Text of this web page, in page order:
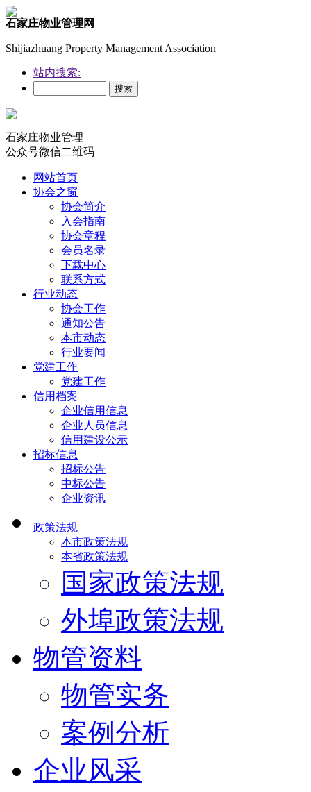
石家庄物业管理网
Shijiazhuang Property Management Association
站内搜索:
石家庄物业管理
公众号微信二维码
网站首页
协会之窗
协会简介
入会指南
协会章程
会员名录
下载中心
联系方式
行业动态
协会工作
通知公告
本市动态
行业要闻
党建工作
党建工作
信用档案
企业信用信息
企业人员信息
信用建设公示
招标信息
招标公告
中标公告
企业资讯
政策法规
本市政策法规
本省政策法规
国家政策法规
外埠政策法规
物管资料
物管实务
案例分析
企业风采